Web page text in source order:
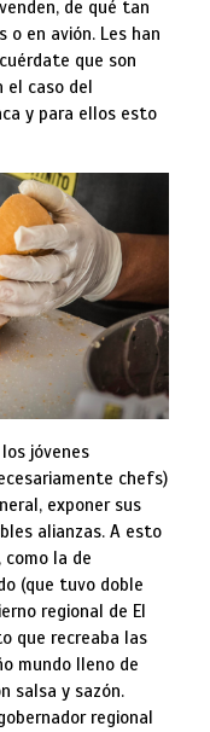
de qué tan
o en avión. Les han
que son
el caso del
y para ellos esto
jóvenes
chefs)
exponer sus
alianzas. A esto
la de
(que tuvo doble
regional de El
que recreaba las
mundo lleno de
salsa y sazón.
regional